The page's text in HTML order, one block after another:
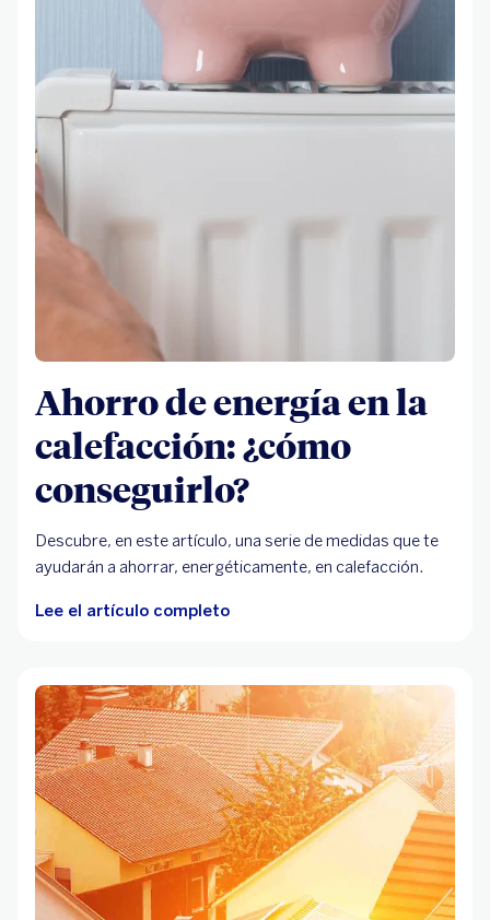
Ahorro de energía en la
calefacción: ¿cómo
conseguirlo?
Descubre, en este artículo, una serie de medidas que te
ayudarán a ahorrar, energéticamente, en calefacción.
Lee el artículo completo